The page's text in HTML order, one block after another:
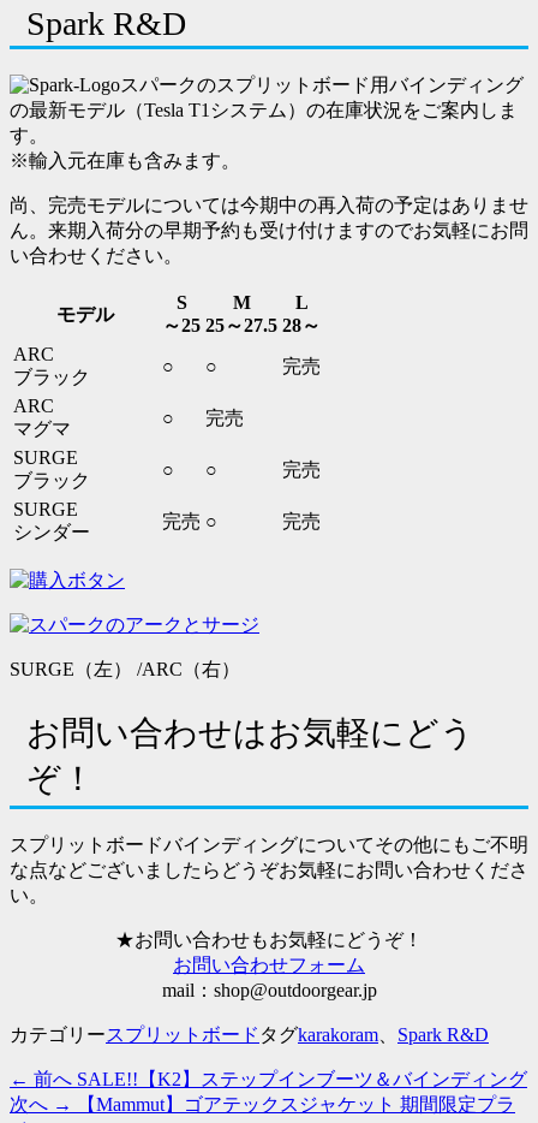
Spark R&D
スパークのスプリットボード用バインディング
の最新モデル（Tesla T1システム）の在庫状況をご案内しま
す。
※輸入元在庫も含みます。
尚、完売モデルについては今期中の再入荷の予定はありませ
ん。来期入荷分の早期予約も受け付けますのでお気軽にお問
い合わせください。
モデル
S
～25
M
25～27.5
L
28～
ARC
ブラック
○ ○
完売
ARC
マグマ
○
完売
SURGE
ブラック
○ ○
完売
SURGE
シンダー
完売 ○ 完売
SURGE（左） /ARC（右）
お問い合わせはお気軽にどう
ぞ！
スプリットボードバインディングについてその他にもご不明
な点などございましたらどうぞお気軽にお問い合わせくださ
い。
★お問い合わせもお気軽にどうぞ！
お問い合わせフォーム
mail：shop@outdoorgear.jp
カテゴリースプリットボード タグkarakoram Spark R&D
投
← 前へ 過
去
SALE!!【K2】ステップインブーツ＆バインディング
次へ →
次
【Mammut】ゴアテックスジャケット 期間限定プラ